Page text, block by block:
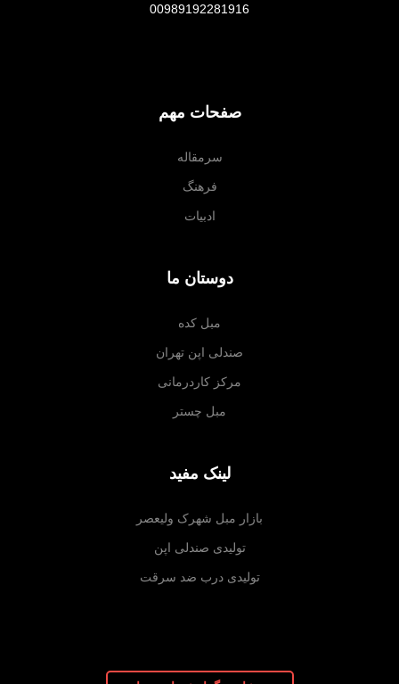
00989192281916
صفحات مهم
سرمقاله
فرهنگ
ادبیات
دوستان ما
مبل کده
صندلی اپن تهران
مرکز کاردرمانی
مبل چستر
لینک مفید
بازار مبل شهرک ولیعصر
تولیدی صندلی اپن
تولیدی درب ضد سرقت